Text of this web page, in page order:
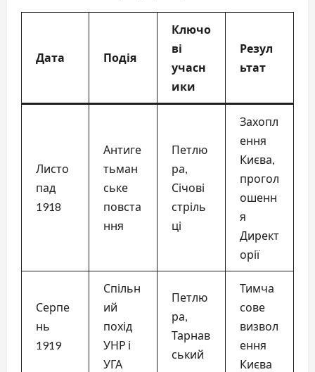
Дата Подія
Ключо
ві
учасн
ики
Резул
ьтат
Листо
пад
1918
Антиге
тьман
ське
повста
ння
Петлю
ра,
Січові
стріль
ці
Захопл
ення
Києва,
прогол
ошенн
я
Директ
орії
Серпе
нь
1919
Спільн
ий
похід
УНР і
УГА
Петлю
ра,
Тарнав
ський
Тимча
сове
визвол
ення
Києва